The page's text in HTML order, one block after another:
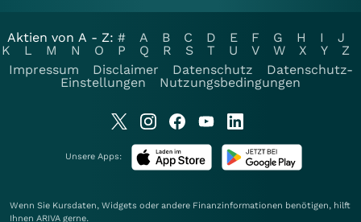
Aktien von A - Z: # A B C D E F G H I
J
K
L M N O P Q R S T U V W X Y
Z
Impressum
Disclaimer Datenschutz
Datenschutz-
Einstellungen
Nutzungsbedingungen
Unsere Apps:
Wenn Sie Kursdaten, Widgets oder andere Finanzinformationen benötigen, hilft
Ihnen ARIVA gerne.